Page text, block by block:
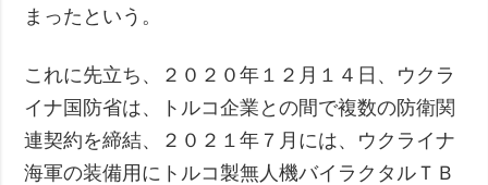
まったという。
これに先立ち、２０２０年１２月１４日、ウクラ
イナ国防省は、トルコ企業との間で複数の防衛関
連契約を締結、２０２１年７月には、ウクライナ
海軍の装備用にトルコ製無人機バイラクタルＴＢ